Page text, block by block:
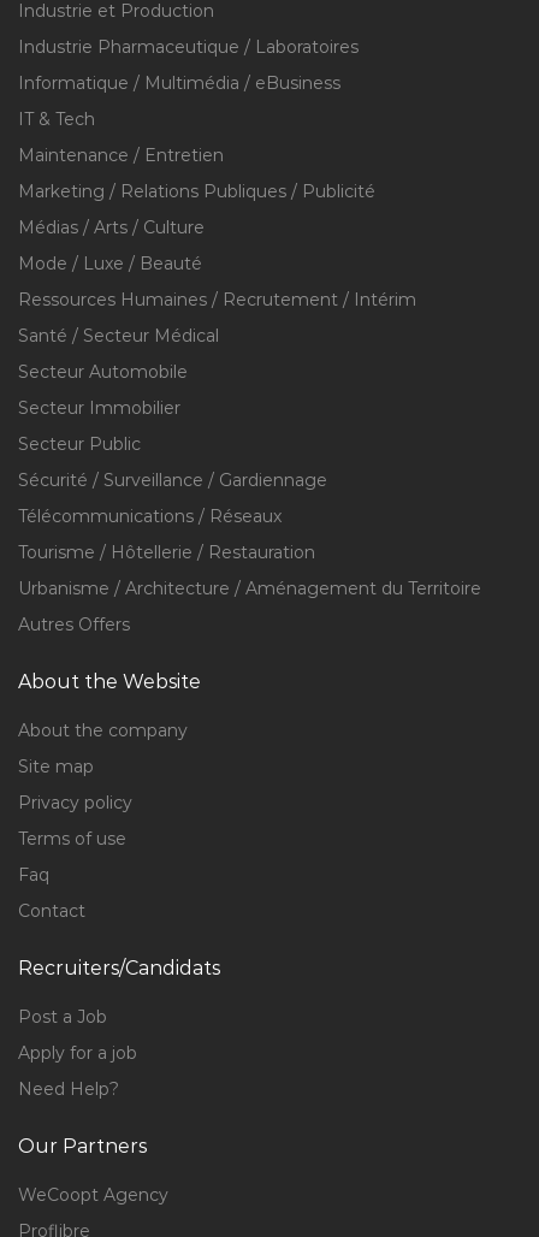
Industrie et Production
Industrie Pharmaceutique / Laboratoires
Informatique / Multimédia / eBusiness
IT & Tech
Maintenance / Entretien
Marketing / Relations Publiques / Publicité
Médias / Arts / Culture
Mode / Luxe / Beauté
Ressources Humaines / Recrutement / Intérim
Santé / Secteur Médical
Secteur Automobile
Secteur Immobilier
Secteur Public
Sécurité / Surveillance / Gardiennage
Télécommunications / Réseaux
Tourisme / Hôtellerie / Restauration
Urbanisme / Architecture / Aménagement du Territoire
Autres Offers
About the Website
About the company
Site map
Privacy policy
Terms of use
Faq
Contact
Recruiters/Candidats
Post a Job
Apply for a job
Need Help?
Our Partners
WeCoopt Agency
Proflibre